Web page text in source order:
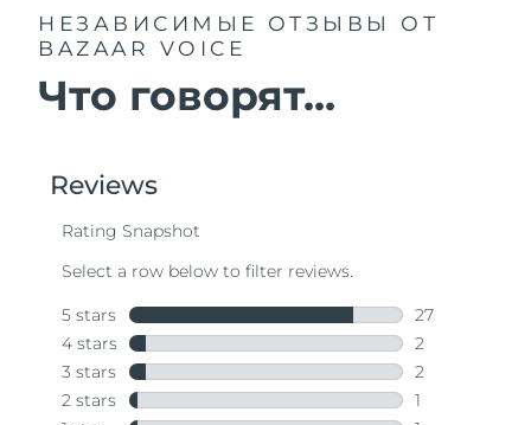
НЕЗАВИСИМЫЕ ОТЗЫВЫ
ОТ
BAZAAR VOICE
Что говорят...